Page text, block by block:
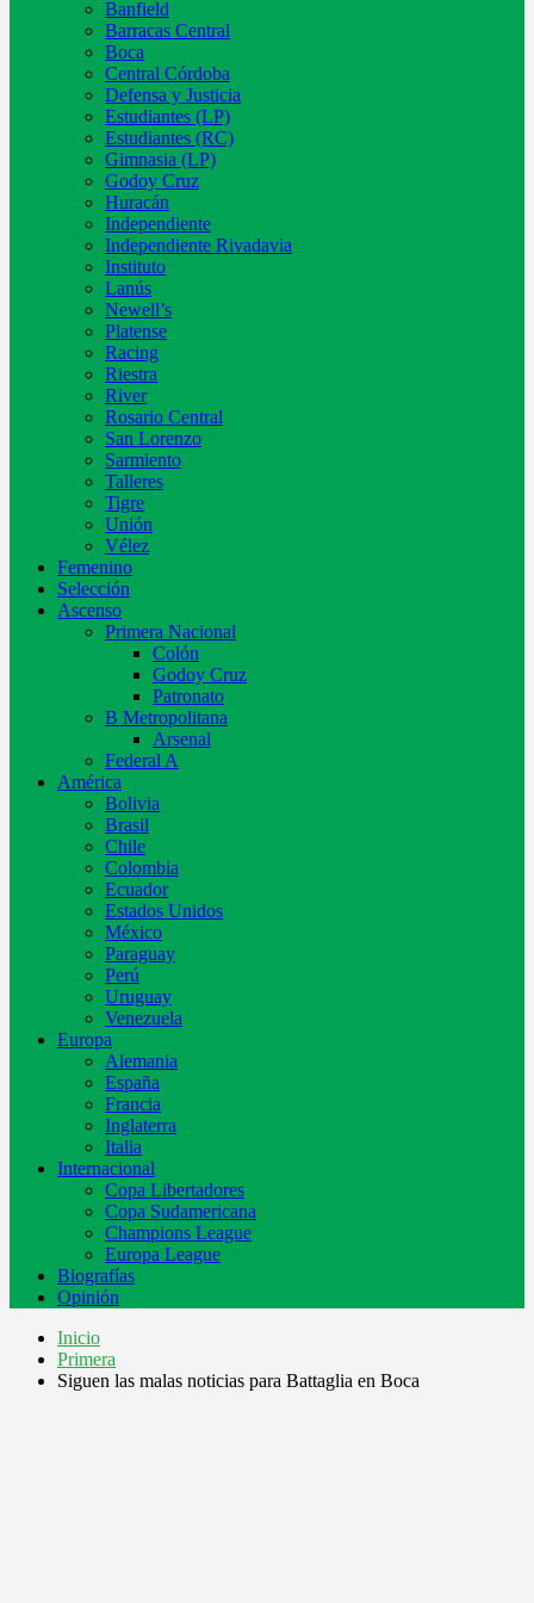
Banfield
Barracas Central
Boca
Central Córdoba
Defensa y Justicia
Estudiantes (LP)
Estudiantes (RC)
Gimnasia (LP)
Godoy Cruz
Huracán
Independiente
Independiente Rivadavia
Instituto
Lanús
Newell’s
Platense
Racing
Riestra
River
Rosario Central
San Lorenzo
Sarmiento
Talleres
Tigre
Unión
Vélez
Femenino
Selección
Ascenso
Primera Nacional
Colón
Godoy Cruz
Patronato
B Metropolitana
Arsenal
Federal A
América
Bolivia
Brasil
Chile
Colombia
Ecuador
Estados Unidos
México
Paraguay
Perú
Uruguay
Venezuela
Europa
Alemania
España
Francia
Inglaterra
Italia
Internacional
Copa Libertadores
Copa Sudamericana
Champions League
Europa League
Biografías
Opinión
Inicio
Primera
Siguen las malas noticias para Battaglia en Boca